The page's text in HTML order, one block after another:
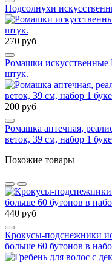
Подсолнухи
270 руб
Ромашки
штук.
200 руб
Ромашка аптечная,
веток, 39 см, набор 1
Похожие товары
440 руб
Крокусы-подснежники
больше 60 бутонов в